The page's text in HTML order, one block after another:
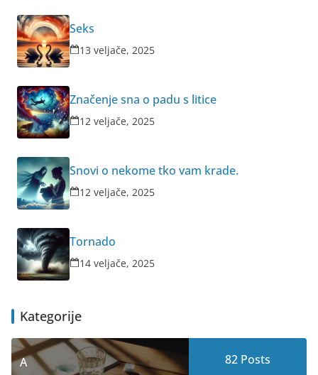
Seks
13 veljače, 2025
Značenje sna o padu s litice
12 veljače, 2025
Snovi o nekome tko vam krade.
12 veljače, 2025
Tornado
14 veljače, 2025
Kategorije
A 82Posts